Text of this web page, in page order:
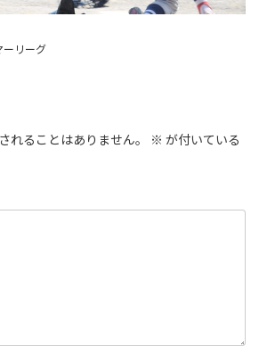
ーリーグ
れることはありません。 ※ が付いている